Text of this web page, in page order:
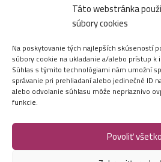
Táto webstránka
súbory cookies
Na poskytovanie tých najlepších skúseností
súbory cookie na ukladanie a/alebo prístup k
Súhlas s týmito technológiami nám umožní
správanie pri prehliadaní alebo jedinečné ID
alebo odvolanie súhlasu môže nepriaznivo
funkcie.
Povoliť všetko
SOCIÁLNE SIETE
Marei.sk - Všetky práva